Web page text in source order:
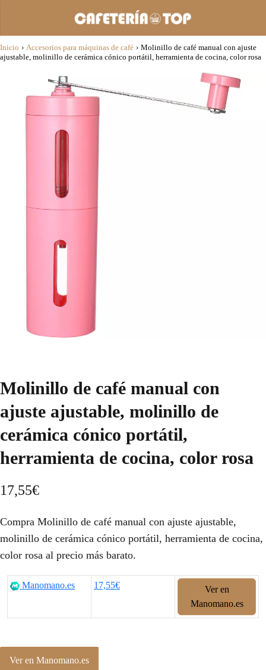
Inicio › Accesorios para máquinas de café › Molinillo de café manual con ajuste
ajustable, molinillo de cerámica cónico portátil, herramienta de cocina, color rosa
Molinillo de café manual con
ajuste ajustable, molinillo de
cerámica cónico portátil,
herramienta de cocina, color rosa
17,55€
Compra Molinillo de café manual con ajuste ajustable,
molinillo de cerámica cónico portátil, herramienta de cocina,
color rosa al precio más barato.
Manomano.es 17,55€
Ver en
Manomano.es
Ver en Manomano.es